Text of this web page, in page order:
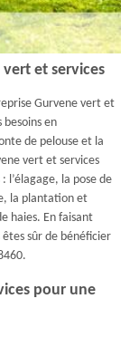
et services
Gurvene vert et
besoins en
de pelouse et la
vert et services
l’élagage, la pose de
la plantation et
haies. En faisant
sûr de bénéficier
pour une